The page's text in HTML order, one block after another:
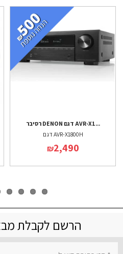
רסיבר DENON דגם AVR-X1...
דגם AVR-X1800H
₪2,490
הרשם לקבלת